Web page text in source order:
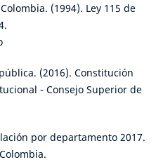
(1994). Ley 115 de
(2016). Constitución
- Consejo Superior de
por departamento 2017.